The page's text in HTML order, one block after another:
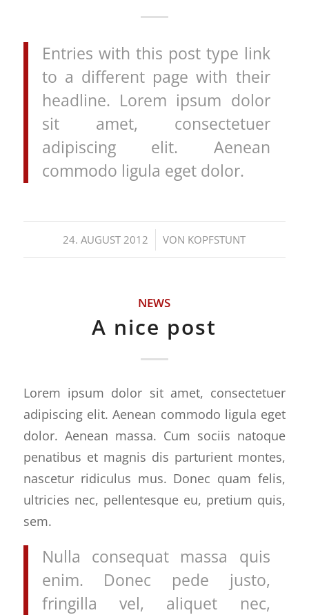
Entries with this post type link
to a different page with their
headline. Lorem ipsum dolor
sit amet, consectetuer
adipiscing elit. Aenean
commodo ligula eget dolor.
24. AUGUST 2012
/ VON KOPFSTUNT
NEWS
A nice post
Lorem ipsum dolor sit amet, consectetuer
adipiscing elit. Aenean commodo ligula eget
dolor. Aenean massa. Cum sociis natoque
penatibus et magnis dis parturient montes,
nascetur ridiculus mus. Donec quam felis,
ultricies nec, pellentesque eu, pretium quis,
sem.
Nulla consequat massa quis
enim. Donec pede justo,
fringilla vel, aliquet nec,